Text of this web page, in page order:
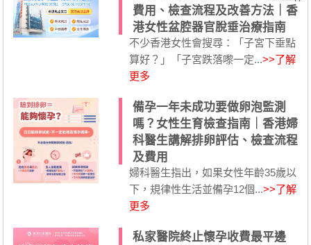
費用、檢查流程及改善方法｜香
港女性盆腔器官脫垂治療指南
不少香港女性會搜尋：「子宮下垂點
算好？」「子宮跌落嚟一定...>>了解
更多
備孕一年未成功要做卵泡監測
嗎？女性生育檢查指南｜香港婦
科醫生講解排卵評估、檢查流程
及費用
婦科醫生指出，如果女性年齡35歲以
下，規律性生活並備孕12個...>>了解
更多
私家醫院終止懷孕收費最平邊